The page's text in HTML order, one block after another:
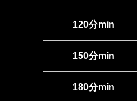
120分min
150分min
180分min